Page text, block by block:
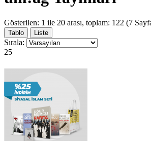
Gösterilen: 1 ile 20 arası, toplam: 122 (7
Tablo Liste
Sırala:
25